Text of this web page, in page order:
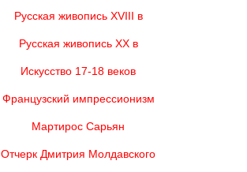
Русская живопись XVIII в
Русская живопись XX в
Искусство 17-18 веков
Французский импрессионизм
Мартирос Сарьян
Отчерк Дмитрия Молдавского